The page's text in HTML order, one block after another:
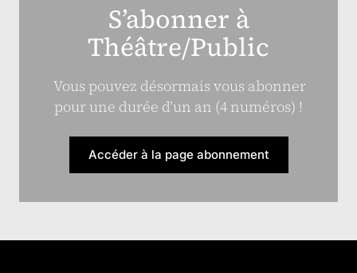
S’abonner à
Théâtre/Public
Vous pouvez désormais vous abonner
pour une durée d’un an (4 numéros) !
Accéder à la page abonnement